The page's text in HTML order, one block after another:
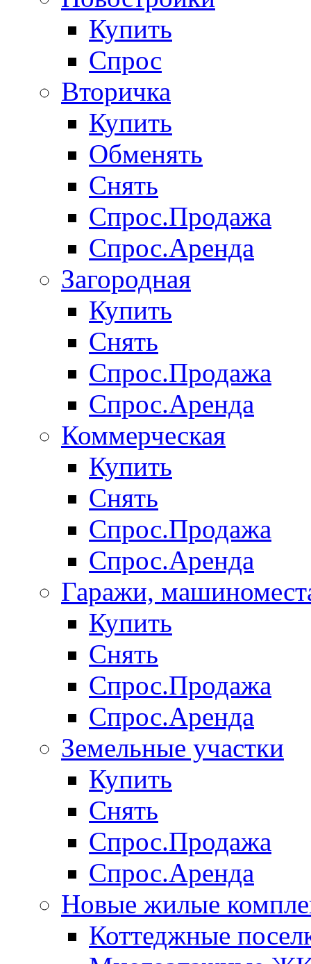
Купить
Спрос
Вторичка
Купить
Обменять
Снять
Спрос.Продажа
Спрос.Аренда
Загородная
Купить
Снять
Спрос.Продажа
Спрос.Аренда
Коммерческая
Купить
Снять
Спрос.Продажа
Спрос.Аренда
Гаражи,
Купить
Снять
Спрос.Продажа
Спрос.Аренда
Земельные участки
Купить
Снять
Спрос.Продажа
Спрос.Аренда
Новые жилые
Коттеджные